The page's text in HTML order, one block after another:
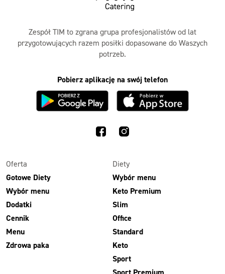
Zespół TIM to zgrana grupa profesjonalistów od lat
przygotowujących razem posiłki dopasowane do Waszych
potrzeb.
Pobierz aplikację na swój telefon
Oferta
Gotowe Diety
Wybór menu
Dodatki
Cennik
Menu
Zdrowa paka
Diety
Wybór menu
Keto Premium
Slim
Office
Standard
Keto
Sport